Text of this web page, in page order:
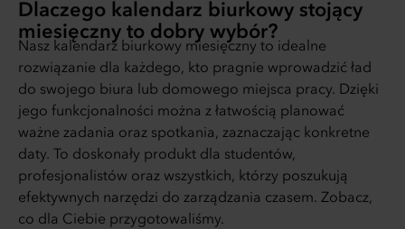
Dlaczego kalendarz biurkowy stojący
miesięczny to dobry wybór?
Nasz kalendarz biurkowy miesięczny to idealne
rozwiązanie dla każdego, kto pragnie wprowadzić ład
do swojego biura lub domowego miejsca pracy. Dzięki
jego funkcjonalności można z łatwością planować
ważne zadania oraz spotkania, zaznaczając konkretne
daty. To doskonały produkt dla studentów,
profesjonalistów oraz wszystkich, którzy poszukują
efektywnych narzędzi do zarządzania czasem. Zobacz,
co dla Ciebie przygotowaliśmy.